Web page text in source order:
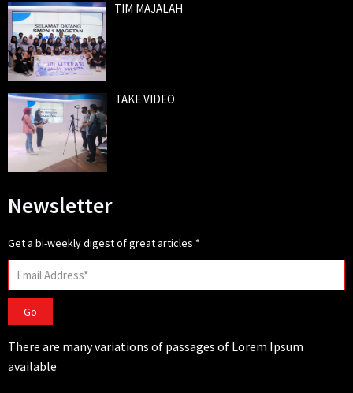
TIM MAJALAH
TAKE VIDEO
Newsletter
Get a bi-weekly digest of great articles *
Go
There are many variations of passages of Lorem Ipsum
available